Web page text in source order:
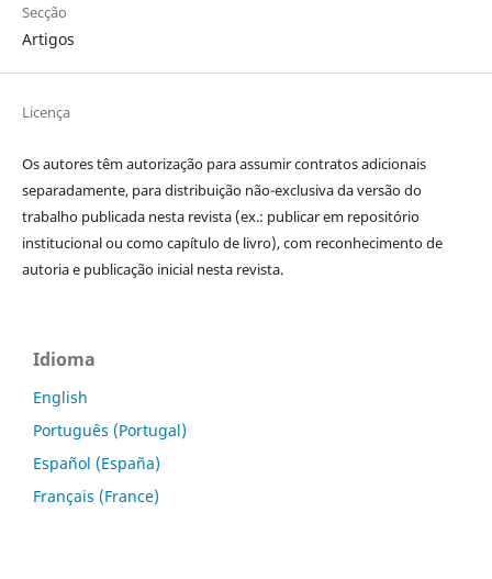
Secção
Artigos
Licença
Os autores têm autorização para assumir contratos adicionais
separadamente, para distribuição não-exclusiva da versão do
trabalho publicada nesta revista (ex.: publicar em repositório
institucional ou como capítulo de livro), com reconhecimento de
autoria e publicação inicial nesta revista.
Idioma
English
Português (Portugal)
Español (España)
Français (France)